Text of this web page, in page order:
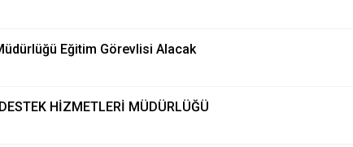
Eğitim Görevlisi Alacak
HİZMETLERİ MÜDÜRLÜĞÜ